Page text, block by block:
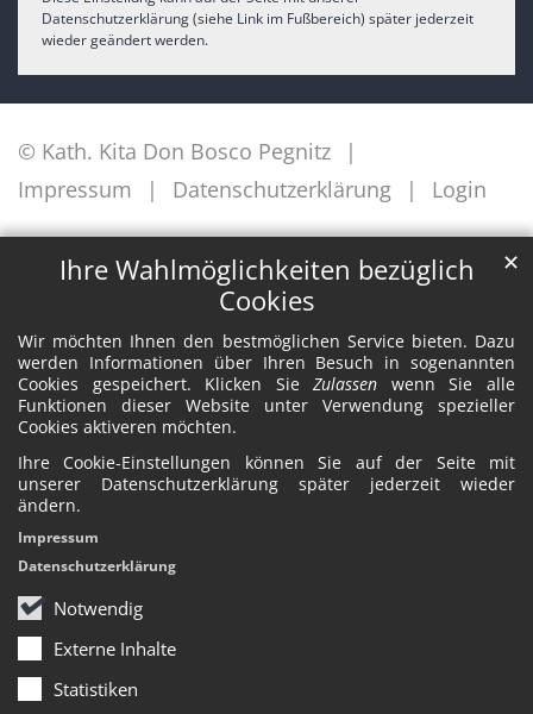
Ihre Wahlmöglichkeiten bezüglich
Cookies
Wir möchten Ihnen den bestmöglichen Service bieten. Dazu
werden Informationen über Ihren Besuch in sogenannten
Cookies gespeichert. Klicken SieZulassen wenn Sie alle
Funktionen dieser Website unter Verwendung spezieller
Cookies aktiveren möchten.
Ihre Cookie-Einstellungen können Sie auf der Seite mit
unserer Datenschutzerklärung später jederzeit wieder
ändern.
Notwendig
Externe Inhalte
Statistiken
✕
Impressum
Datenschutzerklärung
Datenschutzerklärung (siehe Link im Fußbereich) später jederzeit
wieder geändert werden.
© Kath. Kita Don Bosco Pegnitz
Impressum
Datenschutzerklärung Login